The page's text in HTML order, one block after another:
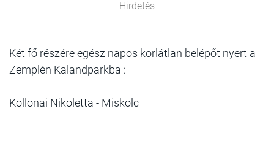
Hirdetés
Két fő részére egész napos korlátlan belépőt nyert a
Zemplén Kalandparkba :
Kollonai Nikoletta - Miskolc